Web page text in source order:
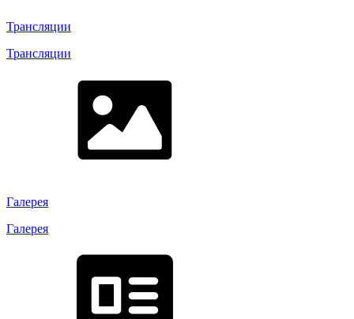
Трансляции
Трансляции
Галерея
Галерея